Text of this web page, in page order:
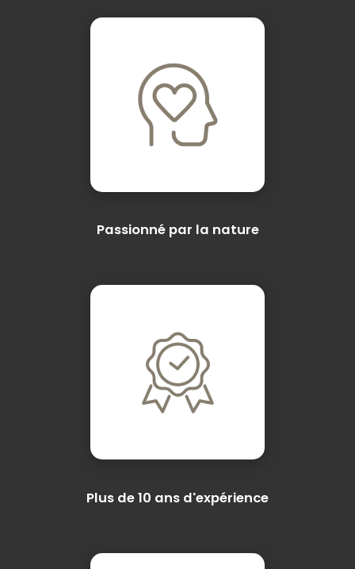
Passionné par la nature
Plus de 10 ans d'expérience